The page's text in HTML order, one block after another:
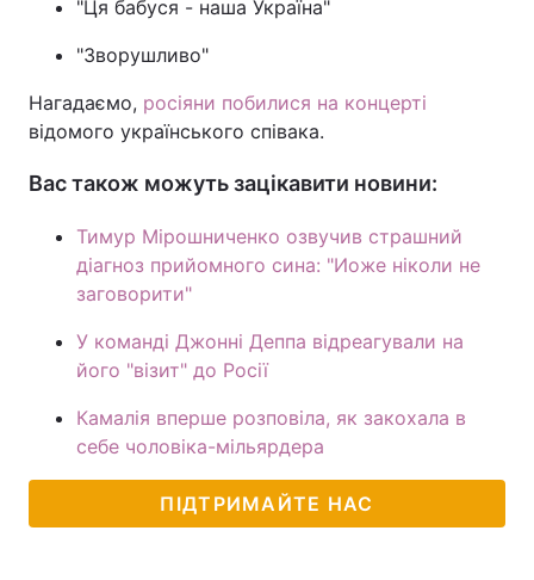
"Ця бабуся - наша Україна"
"Зворушливо"
Нагадаємо, росіяни побилися на концерті
відомого українського співака.
Вас також можуть зацікавити новини:
Тимур Мірошниченко озвучив страшний
діагноз прийомного сина: "Иоже ніколи не
заговорити"
У команді Джонні Деппа відреагували на
його "візит" до Росії
Камалія вперше розповіла, як закохала в
себе чоловіка-мільярдера
ПІДТРИМАЙТЕ НАС